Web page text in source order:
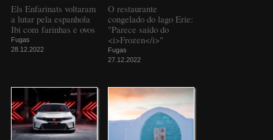
Els Enfarinats voltaram
a lutar pela espanhola
Ibi com farinhas e ovos
Fugas
28.12.2022
O restaurante
congelado do lago Erie:
"Parece saído do
<i>Frozen</i>"
Fugas
27.12.2022